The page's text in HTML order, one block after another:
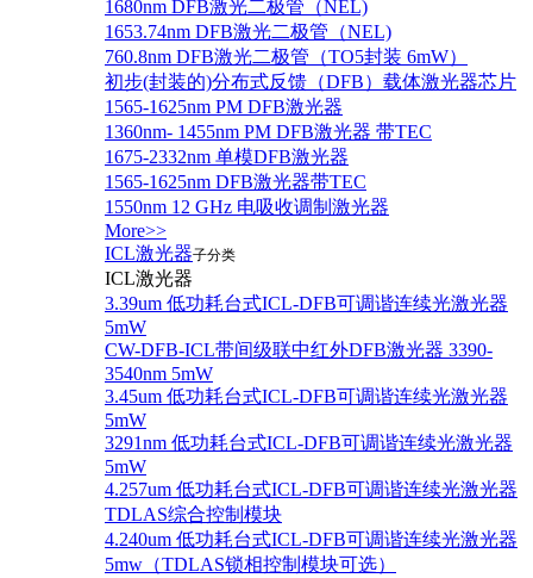
1680nm DFB激光二极管（NEL)
1653.74nm DFB激光二极管（NEL)
760.8nm DFB激光二极管（TO5封装 6mW）
初步(封装的)分布式反馈（DFB）载体激光器芯片
1565-1625nm PM DFB激光器
1360nm- 1455nm PM DFB激光器 带TEC
1675-2332nm 单模DFB激光器
1565-1625nm DFB激光器带TEC
1550nm 12 GHz 电吸收调制激光器
More>>
ICL激光器子分类
ICL激光器
3.39um 低功耗台式ICL-DFB可调谐连续光激光器
5mW
CW-DFB-ICL带间级联中红外DFB激光器 3390-
3540nm 5mW
3.45um 低功耗台式ICL-DFB可调谐连续光激光器
5mW
3291nm 低功耗台式ICL-DFB可调谐连续光激光器
5mW
4.257um 低功耗台式ICL-DFB可调谐连续光激光器
TDLAS综合控制模块
4.240um 低功耗台式ICL-DFB可调谐连续光激光器
5mw（TDLAS锁相控制模块可选）